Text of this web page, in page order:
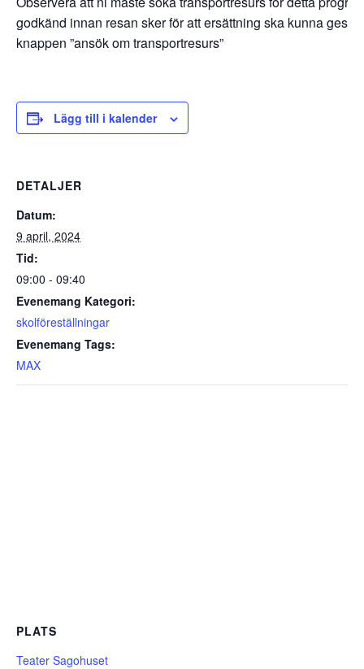
godkänd innan resan sker för att ersättning ska kunna ges.
knappen ”ansök om transportresurs”
Lägg till i kalender
DETALJER
Datum:
9 april, 2024
Tid:
09:00 - 09:40
Evenemang Kategori:
skolföreställningar
Evenemang Tags:
MAX
PLATS
Teater Sagohuset